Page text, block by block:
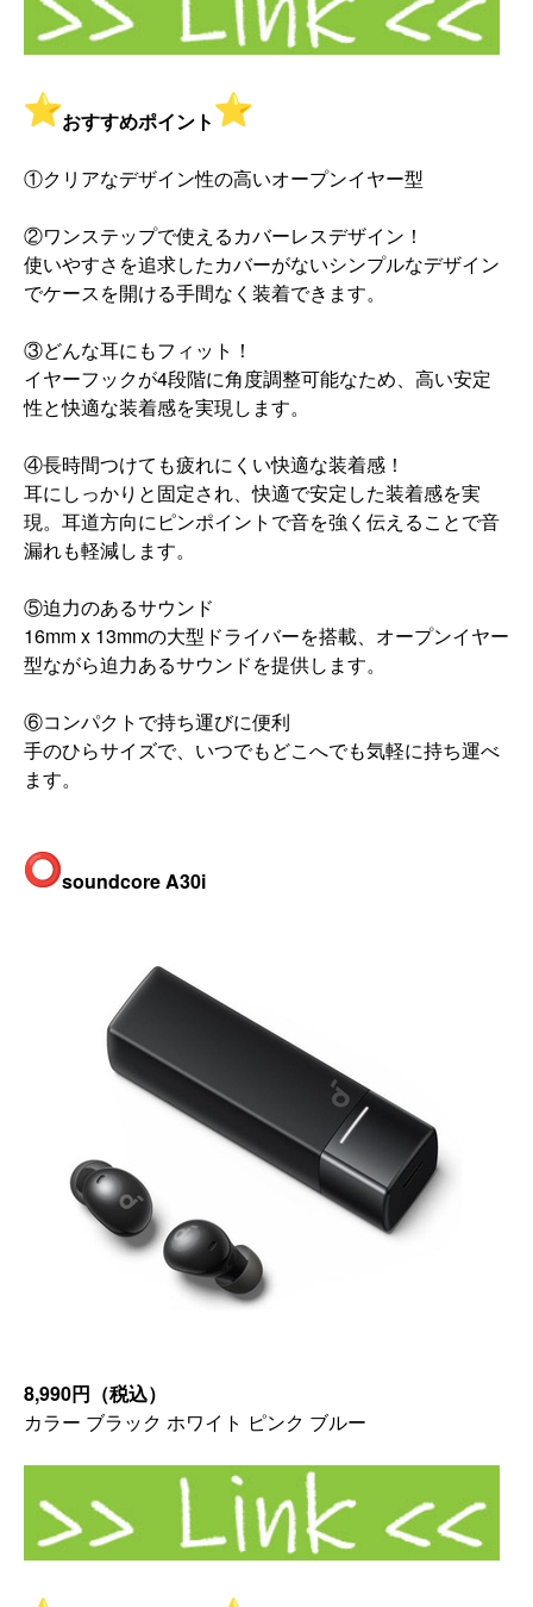
おすすめポイント
①クリアなデザイン性の高いオープンイヤー型
②ワンステップで使えるカバーレスデザイン！
使いやすさを追求したカバーがないシンプルなデザイン
でケースを開ける手間なく装着できます。
③どんな耳にもフィット！
イヤーフックが4段階に角度調整可能なため、 高い安定
性と快適な装着感を実現します。
④長時間つけても疲れにくい快適な装着感！
耳にしっかりと固定され、快適で安定した装着感を実
現。 耳道方向にピンポイントで音を強く伝えることで音
漏れも軽減します。
⑤迫力のあるサウンド
16mm x 13mmの大型ドライバーを搭載、 オープンイヤー
型ながら迫力あるサウンドを提供します。
⑥コンパクトで持ち運びに便利
手のひらサイズで、いつでもどこへでも気軽に持ち運べ
ます。
soundcore A30i
8,990円（税込）
カラー ブラック ホワイト ピンク ブルー